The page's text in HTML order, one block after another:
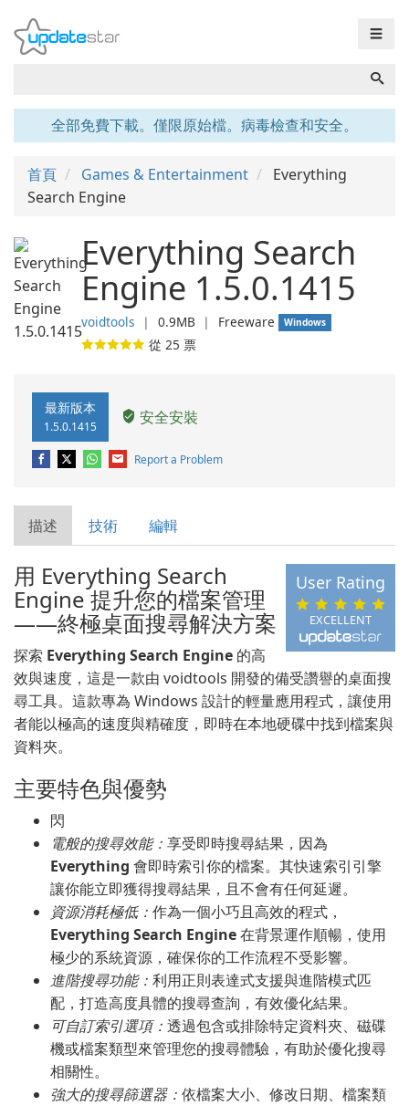
☰
全部免費下載。僅限原始檔。病毒檢查和安全。
首頁 Games & Entertainment
Everything
Search Engine
Everything Search
Engine 1.5.0.1415
voidtools ❘ 0.9MB ❘ Freeware Windows
從 25 票
最新版本
1.5.0.1415 安全安裝
Report a Problem
描述 技術 編輯
EXCELLENT
User Rating
用 Everything Search
Engine 提升您的檔案管理
——終極桌面搜尋解決方案
探索 Everything Search Engine 的高
效與速度，這是一款由 voidtools 開發的備受讚譽的桌面搜
尋工具。這款專為 Windows 設計的輕量應用程式，讓使用
者能以極高的速度與精確度，即時在本地硬碟中找到檔案與
資料夾。
主要特色與優勢
閃
電般的搜尋效能： 享受即時搜尋結果，因為
Everything 會即時索引你的檔案。其快速索引引擎
讓你能立即獲得搜尋結果，且不會有任何延遲。
資源消耗極低： 作為一個小巧且高效的程式，
Everything Search Engine在背景運作順暢，使用
極少的系統資源，確保你的工作流程不受影響。
進階搜尋功能： 利用正則表達式支援與進階模式匹
配，打造高度具體的搜尋查詢，有效優化結果。
可自訂索引選項： 透過包含或排除特定資料夾、磁碟
機或檔案類型來管理您的搜尋體驗，有助於優化搜尋
相關性。
強大的搜尋篩選器： 依檔案大小、修改日期、檔案類